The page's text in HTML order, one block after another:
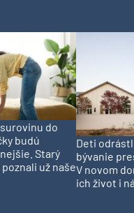
do
budú
Starý
už naše
Deti
bývanie
V novom
ich život i